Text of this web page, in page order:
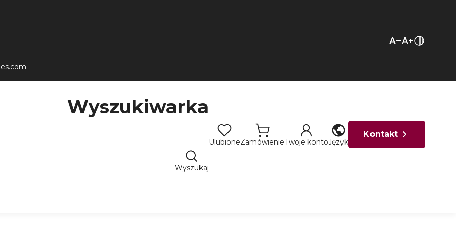
Wyszukiwarka
Wyszukaj
UlubioneZamówienieTwoje kontoJęzyk
Kontakt